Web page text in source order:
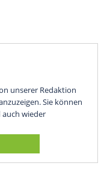
unserer Redaktion
Sie können
auch wieder